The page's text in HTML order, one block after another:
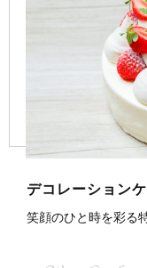
デコレーション
笑顔のひと時を彩る